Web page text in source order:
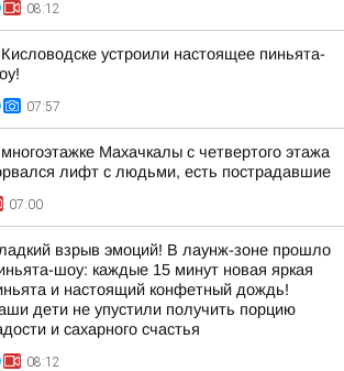
08:12
устроили настоящее пиньята-
07:57
Махачкалы с четвертого этажа
лифт с людьми, есть пострадавшие
07:00
взрыв эмоций! В лаунж-зоне прошло
шоу: каждые 15 минут новая яркая
и настоящий конфетный дождь!
дети не упустили получить порцию
и сахарного счастья
08:12